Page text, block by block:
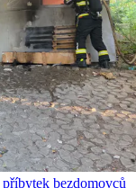
bezdomovců